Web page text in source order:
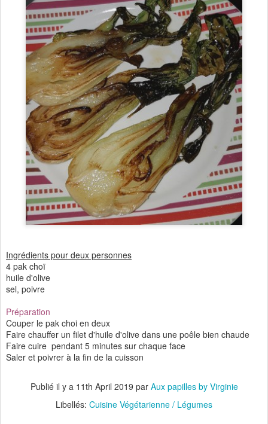
Ingrédients pour deux personnes
4 pak choï
huile d'olive
sel, poivre
Préparation
Couper le pak choi en deux
Faire chauffer un filet d'huile d'olive dans une poêle bien chaude
Faire cuire pendant 5 minutes sur chaque face
Saler et poivrer à la fin de la cuisson
Publié il y a 11th April 2019 par Aux papilles by Virginie
Libellés: Cuisine Végétarienne / Légumes